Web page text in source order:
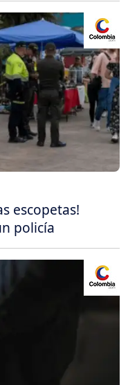
escopetas!
policía